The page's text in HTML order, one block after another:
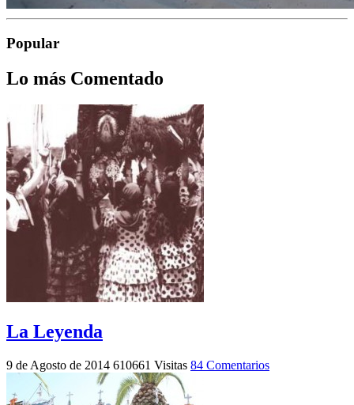
Popular
Lo más Comentado
La Leyenda
9 de Agosto de 2014 610661 Visitas 84 Comentarios